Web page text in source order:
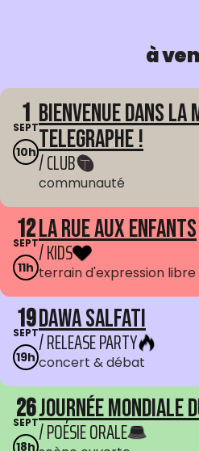
à
1
SEPT
10h
Bienvenue dans La
Telegraphe !
/ CLUB
communauté
12
SEPT
11h
La Rue aux enfants
/ KIDS
terrain d'expression libre
19
SEPT
19h
Dawa Salfati
/ RELEASE PARTY
concert & débat
26
SEPT
18h
Journée mondiale
/ POÉSIE ORALE